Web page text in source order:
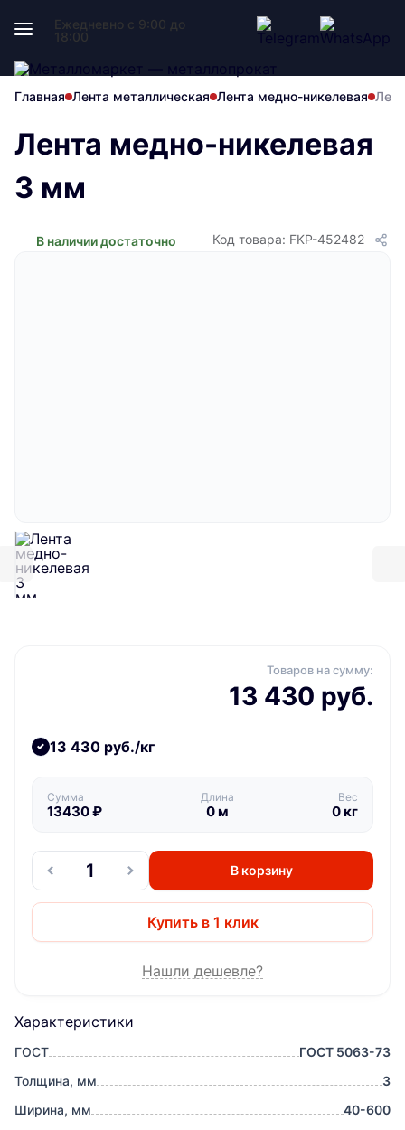
Ежедневно с 9:00 до
18:00
Главная Лента металлическая Лента медно-никелевая
Лента медно-никелевая
3 мм
В наличии достаточно Код товара: FKP-452482
Характеристики
ГОСТ
ГОСТ 5063-73
Толщина, мм
3
Ширина, мм
40-600
Товаров на сумму:
13 430 руб.
13 430 руб./кг
Сумма
13430₽
Длина
0м
Вес
0кг
В корзину
Купить в 1 клик
Нашли дешевле?